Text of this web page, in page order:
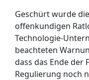
Geschürt wurde
offenkundigen
Technologie-
beachteten
dass das Ende der
Regulierung noch